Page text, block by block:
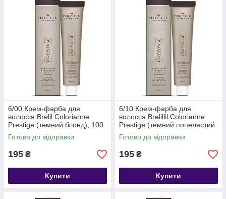
6/00 Крем-фарба для
волосся Brelil Colorianne
Prestige (темний блонд), 100
мл
Готово до відправки
195 ₴
Купити
6/10 Крем-фарба для
волосся Brelillil Colorianne
Prestige (темний попелястий
блонд), 100 мл
Готово до відправки
195 ₴
Купити